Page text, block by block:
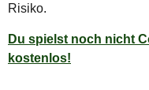
Risiko.
Du spielst noch nicht
kostenlos!